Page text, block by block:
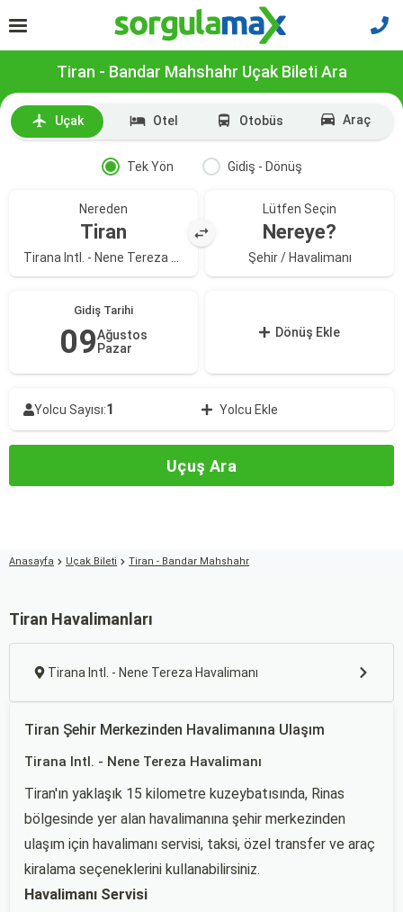
Tiran - Bandar Mahshahr Uçak Bileti Ara
Uçak Otel Otobüs Araç
Tek Yön Gidiş - Dönüş
Nereden
Tiran
Lütfen Seçin
Nereye?
Şehir / Havalimanı
Gidiş Tarihi
09Ağustos
Pazar
Dönüş Ekle
Yolcu Sayısı:1 Yolcu Ekle
Uçuş Ara
Anasayfa Uçak Bileti Tiran - Bandar Mahshahr
Tiran Havalimanları
Tirana Intl. - Nene Tereza Havalimanı
Tiran Şehir Merkezinden Havalimanına Ulaşım
Tirana Intl. - Nene Tereza Havalimanı
Tiran'ın yaklaşık 15 kilometre kuzeybatısında, Rinas
bölgesinde yer alan havalimanına şehir merkezinden
ulaşım için havalimanı servisi, taksi, özel transfer ve araç
kiralama seçeneklerini kullanabilirsiniz.
Havalimanı Servisi